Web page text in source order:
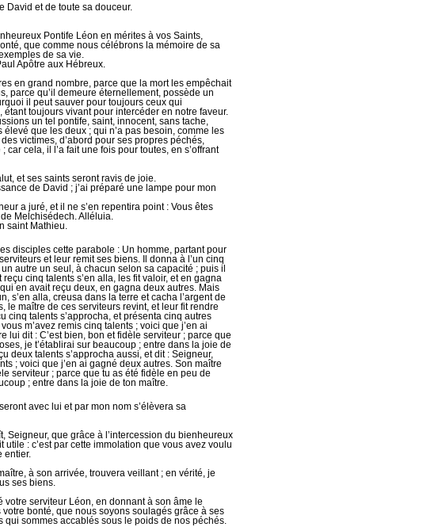
David et de toute sa douceur.
Pontife Léon en mérites à vos Saints,
que comme nous célébrons la mémoire de sa
de sa vie.
Apôtre aux Hébreux.
en grand nombre, parce que la mort les empêchait
parce qu’il demeure éternellement, possède un
il peut sauver pour toujours ceux qui
étant toujours vivant pour intercéder en notre faveur.
un tel pontife, saint, innocent, sans tache,
que les deux ; qui n’a pas besoin, comme les
victimes, d’abord pour ses propres péchés,
car cela, il l’a fait une fois pour toutes, en s’offrant
et ses saints seront ravis de joie.
de David ; j’ai préparé une lampe pour mon
a juré, et il ne s’en repentira point : Vous êtes
Melchisédech. Alléluia.
saint Mathieu.
disciples cette parabole : Un homme, partant pour
et leur remit ses biens. Il donna à l’un cinq
autre un seul, à chacun selon sa capacité ; puis il
cinq talents s’en alla, les fit valoir, et en gagna
en avait reçu deux, en gagna deux autres. Mais
s’en alla, creusa dans la terre et cacha l’argent de
le maître de ces serviteurs revint, et leur fit rendre
cinq talents s’approcha, et présenta cinq autres
m’avez remis cinq talents ; voici que j’en ai
lui dit : C’est bien, bon et fidèle serviteur ; parce que
je t’établirai sur beaucoup ; entre dans la joie de
deux talents s’approcha aussi, et dit : Seigneur,
; voici que j’en ai gagné deux autres. Son maître
serviteur ; parce que tu as été fidèle en peu de
; entre dans la joie de ton maître.
avec lui et par mon nom s’élèvera sa
Seigneur, que grâce à l’intercession du bienheureux
utile : c’est par cette immolation que vous avez voulu
entier.
à son arrivée, trouvera veillant ; en vérité, je
ses biens.
votre serviteur Léon, en donnant à son âme le
bonté, que nous soyons soulagés grâce à ses
qui sommes accablés sous le poids de nos péchés.